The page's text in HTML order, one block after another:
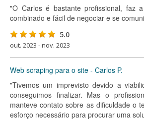
"O Carlos é bastante profissional, faz
combinado e fácil de negociar e se
5.0
out. 2023 - nov. 2023
Web scraping para o site - Carlos P.
"Tivemos um imprevisto devido a
conseguimos finalizar. Mas o
manteve contato sobre as dificuldade o
esforço necessário para procurar uma